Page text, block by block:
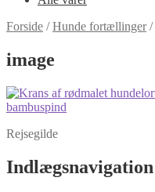
Forside /Hunde fortællinger/
image
Rejsegilde
Indlægsnavigation